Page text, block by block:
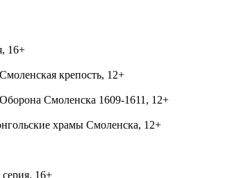
16+
крепость, 12+
Смоленска 1609-1611, 12+
храмы Смоленска, 12+
16+